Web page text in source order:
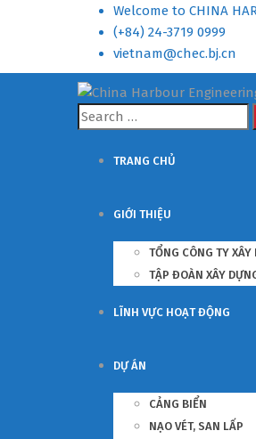
Welcome to CHINA
(+84) 24-3719 0999
vietnam@chec.bj.cn
Search
for:
TRANG CHỦ
GIỚI THIỆU
TỔNG CÔNG TY
TẬP ĐOÀN XÂY
LĨNH VỰC HOẠT ĐỘNG
DỰ ÁN
CẢNG BIỂN
NẠO VÉT, SAN LẤP